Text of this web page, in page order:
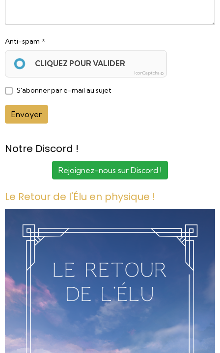
Anti-spam
CLIQUEZ POUR VALIDER
IconCaptcha ©
S'abonner par e-mail au sujet
Envoyer
Notre Discord !
Rejoignez-nous sur Discord !
Le Retour de l'Élu en physique !